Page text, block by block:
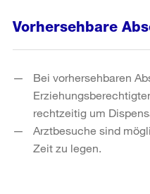
Vorhersehbare
Bei vorhersehbaren
rechtzeitig um
Arztbesuche sind
Zeit zu legen.